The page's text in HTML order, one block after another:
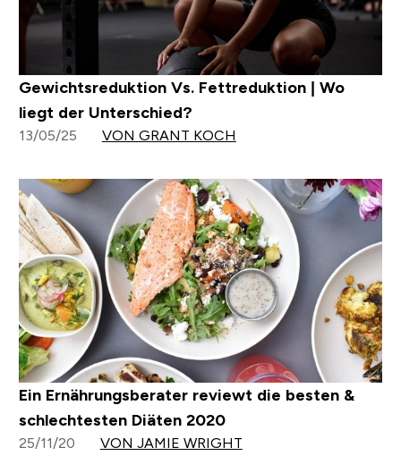
Gewichtsreduktion Vs. Fettreduktion | Wo
liegt der Unterschied?
13/05/25 VON GRANT KOCH
Ein Ernährungsberater reviewt die besten &
schlechtesten Diäten 2020
25/11/20 VON JAMIE WRIGHT